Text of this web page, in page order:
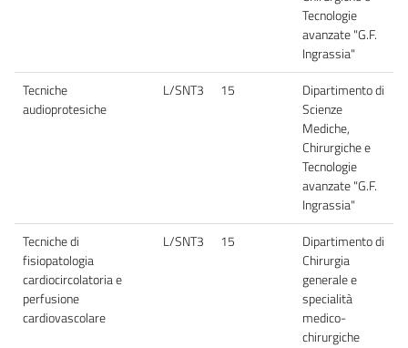
Tecnologie
avanzate "G.F.
Ingrassia"
Tecniche
audioprotesiche
L/SNT3 15
Dipartimento di
Scienze
Mediche,
Chirurgiche e
Tecnologie
avanzate "G.F.
Ingrassia"
Tecniche di
fisiopatologia
cardiocircolatoria e
perfusione
cardiovascolare
L/SNT3 15
Dipartimento di
Chirurgia
generale e
specialità
medico-
chirurgiche